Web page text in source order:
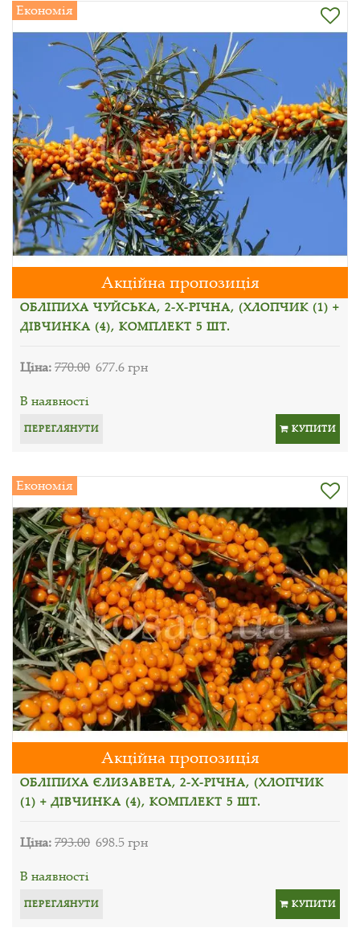
Економія
Акційна пропозиція
ОБЛІПИХА ЧУЙСЬКА, 2-Х-РІЧНА, (ХЛОПЧИК (1) +
ДІВЧИНКА (4), КОМПЛЕКТ 5 ШТ.
Ціна:770.00 677.6 грн
В наявності
ПЕРЕГЛЯНУТИ КУПИТИ
Економія
Акційна пропозиція
ОБЛІПИХА ЄЛИЗАВЕТА, 2-Х-РІЧНА, (ХЛОПЧИК
(1) + ДІВЧИНКА (4), КОМПЛЕКТ 5 ШТ.
Ціна:793.00 698.5 грн
В наявності
ПЕРЕГЛЯНУТИ КУПИТИ